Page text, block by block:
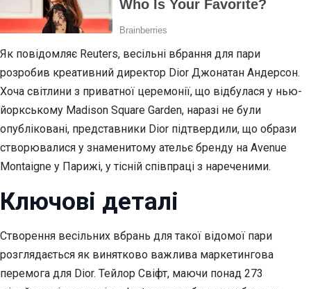
Як повідомляє Reuters, весільні вбрання для пари
розробив креативний директор Dior Джонатан Андерсон.
Хоча світлини з приватної церемонії, що відбулася у нью-
йоркському Madison Square Garden, наразі не були
опубліковані, представники Dior підтвердили, що образи
створювалися у знаменитому ательє бренду на Avenue
Montaigne у Парижі, у тісній співпраці з нареченими.
Ключові деталі
Створення весільних вбрань для такої відомої пари
розглядається як винятково важлива маркетингова
перемога для Dior. Тейлор Свіфт, маючи понад 273